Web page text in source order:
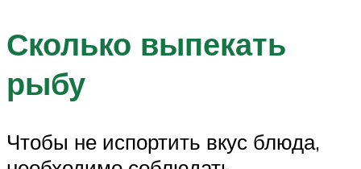
Сколько выпекать
рыбу
Чтобы не испортить вкус блюда,